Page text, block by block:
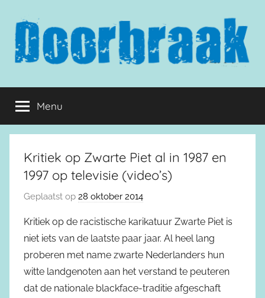
inhoud
springen
Doorbraak.eu
Menu
Kritiek op Zwarte Piet al in 1987 en
1997 op televisie (video’s)
Geplaatst op 28 oktober 2014
Kritiek op de racistische karikatuur Zwarte Piet is
niet iets van de laatste paar jaar. Al heel lang
proberen met name zwarte Nederlanders hun
witte landgenoten aan het verstand te peuteren
dat de nationale blackface-traditie afgeschaft